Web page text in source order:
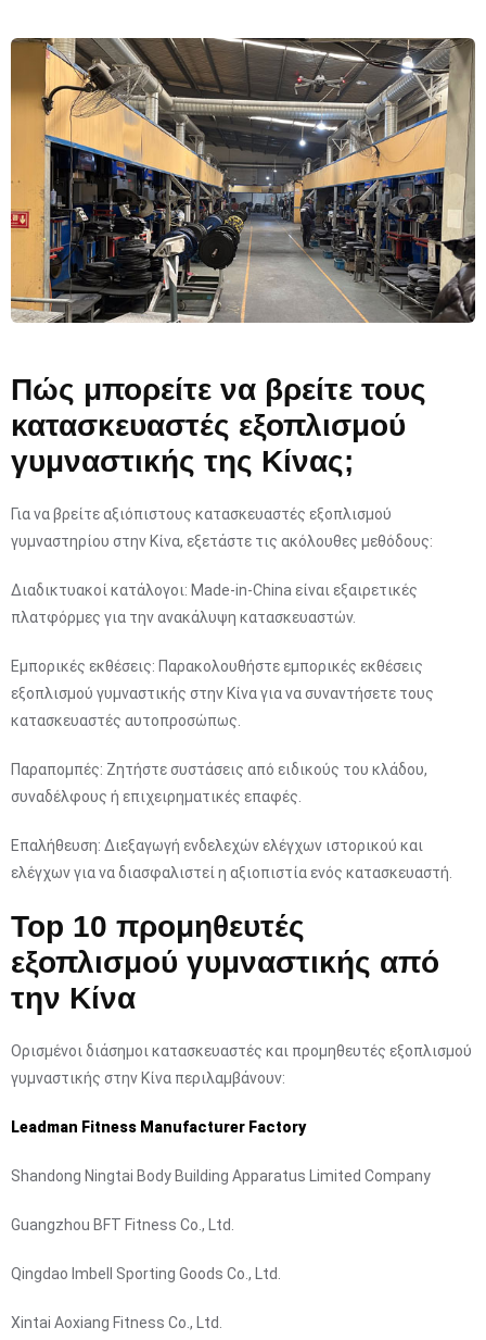
Πώς μπορείτε να βρείτε τους
κατασκευαστές εξοπλισμού
γυμναστικής της Κίνας;
Για να βρείτε αξιόπιστους κατασκευαστές εξοπλισμού
γυμναστηρίου στην Κίνα, εξετάστε τις ακόλουθες μεθόδους:
Διαδικτυακοί κατάλογοι: Made-in-China είναι εξαιρετικές
πλατφόρμες για την ανακάλυψη κατασκευαστών.
Εμπορικές εκθέσεις: Παρακολουθήστε εμπορικές εκθέσεις
εξοπλισμού γυμναστικής στην Κίνα για να συναντήσετε τους
κατασκευαστές αυτοπροσώπως.
Παραπομπές: Ζητήστε συστάσεις από ειδικούς του κλάδου,
συναδέλφους ή επιχειρηματικές επαφές.
Επαλήθευση: Διεξαγωγή ενδελεχών ελέγχων ιστορικού και
ελέγχων για να διασφαλιστεί η αξιοπιστία ενός κατασκευαστή.
Top 10 προμηθευτές
εξοπλισμού γυμναστικής από
την Κίνα
Ορισμένοι διάσημοι κατασκευαστές και προμηθευτές εξοπλισμού
γυμναστικής στην Κίνα περιλαμβάνουν:
Leadman Fitness Manufacturer Factory
Shandong Ningtai Body Building Apparatus Limited Company
Guangzhou BFT Fitness Co., Ltd.
Qingdao Imbell Sporting Goods Co., Ltd.
Xintai Aoxiang Fitness Co., Ltd.